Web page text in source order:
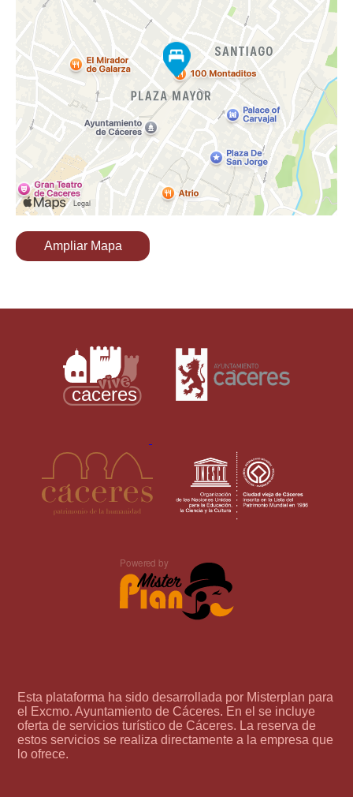
Ampliar Mapa
Esta plataforma ha sido desarrollada por Misterplan para
el Excmo. Ayuntamiento de Cáceres. En el se incluye
oferta de servicios turístico de Cáceres. La reserva de
estos servicios se realiza directamente a la empresa que
lo ofrece.